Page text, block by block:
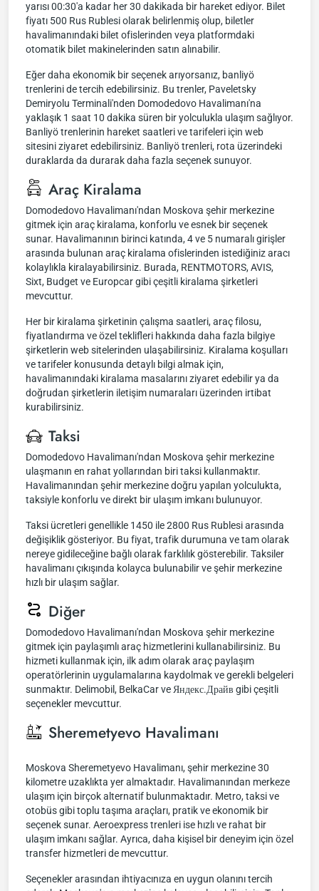
yarısı 00:30'a kadar her 30 dakikada bir hareket ediyor. Bilet
fiyatı 500 Rus Rublesi olarak belirlenmiş olup, biletler
havalimanındaki bilet ofislerinden veya platformdaki
otomatik bilet makinelerinden satın alınabilir.
Eğer daha ekonomik bir seçenek arıyorsanız, banliyö
trenlerini de tercih edebilirsiniz. Bu trenler, Paveletsky
Demiryolu Terminali'nden Domodedovo Havalimanı'na
yaklaşık 1 saat 10 dakika süren bir yolculukla ulaşım sağlıyor.
Banliyö trenlerinin hareket saatleri ve tarifeleri için web
sitesini ziyaret edebilirsiniz. Banliyö trenleri, rota üzerindeki
duraklarda da durarak daha fazla seçenek sunuyor.
Araç Kiralama
Domodedovo Havalimanı'ndan Moskova şehir merkezine
gitmek için araç kiralama, konforlu ve esnek bir seçenek
sunar. Havalimanının birinci katında, 4 ve 5 numaralı girişler
arasında bulunan araç kiralama ofislerinden istediğiniz aracı
kolaylıkla kiralayabilirsiniz. Burada, RENTMOTORS, AVIS,
Sixt, Budget ve Europcar gibi çeşitli kiralama şirketleri
mevcuttur.
Her bir kiralama şirketinin çalışma saatleri, araç filosu,
fiyatlandırma ve özel teklifleri hakkında daha fazla bilgiye
şirketlerin web sitelerinden ulaşabilirsiniz. Kiralama koşulları
ve tarifeler konusunda detaylı bilgi almak için,
havalimanındaki kiralama masalarını ziyaret edebilir ya da
doğrudan şirketlerin iletişim numaraları üzerinden irtibat
kurabilirsiniz.
Taksi
Domodedovo Havalimanı'ndan Moskova şehir merkezine
ulaşmanın en rahat yollarından biri taksi kullanmaktır.
Havalimanından şehir merkezine doğru yapılan yolculukta,
taksiyle konforlu ve direkt bir ulaşım imkanı bulunuyor.
Taksi ücretleri genellikle 1450 ile 2800 Rus Rublesi arasında
değişiklik gösteriyor. Bu fiyat, trafik durumuna ve tam olarak
nereye gidileceğine bağlı olarak farklılık gösterebilir. Taksiler
havalimanı çıkışında kolayca bulunabilir ve şehir merkezine
hızlı bir ulaşım sağlar.
Diğer
Domodedovo Havalimanı'ndan Moskova şehir merkezine
gitmek için paylaşımlı araç hizmetlerini kullanabilirsiniz. Bu
hizmeti kullanmak için, ilk adım olarak araç paylaşım
operatörlerinin uygulamalarına kaydolmak ve gerekli belgeleri
sunmaktır. Delimobil, BelkaCar ve Яндекс.Драйв gibi çeşitli
seçenekler mevcuttur.
Sheremetyevo Havalimanı
Moskova Sheremetyevo Havalimanı, şehir merkezine 30
kilometre uzaklıkta yer almaktadır. Havalimanından merkeze
ulaşım için birçok alternatif bulunmaktadır. Metro, taksi ve
otobüs gibi toplu taşıma araçları, pratik ve ekonomik bir
seçenek sunar. Aeroexpress trenleri ise hızlı ve rahat bir
ulaşım imkanı sağlar. Ayrıca, daha kişisel bir deneyim için özel
transfer hizmetleri de mevcuttur.
Seçenekler arasından ihtiyacınıza en uygun olanını tercih